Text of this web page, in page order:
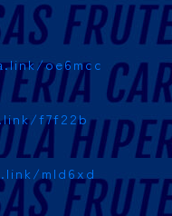
oe6mcc
f7f22b
mld6xd